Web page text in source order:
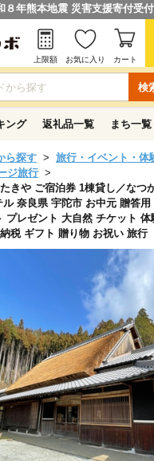
８年熊本地震 災害支援寄付受
検
上限額 お気に入り カート
ング 返礼品一覧 まち一覧
ら探す
旅行・イベント・体
ジ旅行
きや ご宿泊券 1棟貸し／なつ
ル 奈良県 宇陀市 お中元 贈答
プレゼント 大自然 チケット
税 ギフト 贈り物 お祝い 旅行